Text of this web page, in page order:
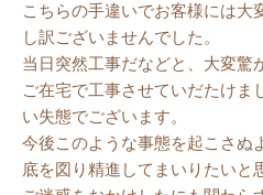
こちらの手違いでお客様には大
し訳ございませんでした。
当日突然工事だなどと、大変驚
ご在宅で工事させていだたけま
い失態でございます。
今後このような事態を起こさぬ
底を図り精進してまいりたいと